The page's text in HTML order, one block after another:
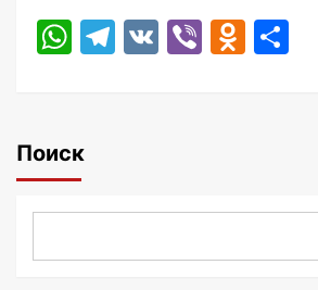
WhatsApp
Telegram
VK Viber
Поиск